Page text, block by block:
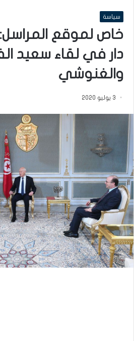
سياسة
خاص لموقع
دار في لقاء سعيد
والغنوشي
3 يوليو 2020